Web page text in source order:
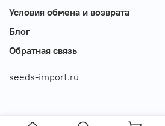
Условия обмена и возврата
Блог
Обратная связь
seeds-import.ru